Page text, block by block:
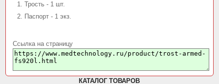
Трость - 1 шт.
Паспорт - 1 экз.
Ссылка на страницу
КАТАЛОГ ТОВАРОВ